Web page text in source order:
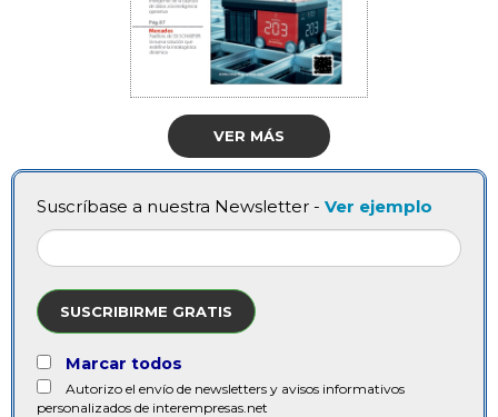
VER MÁS
Suscríbase a nuestra Newsletter - Ver ejemplo
SUSCRIBIRME GRATIS
Marcar todos
Autorizo el envío de newsletters y avisos informativos
personalizados de interempresas.net